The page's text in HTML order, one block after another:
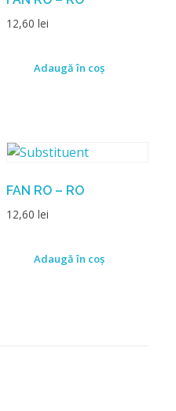
12,60 lei
Adaugă în coș
FAN RO – RO
12,60 lei
Adaugă în coș